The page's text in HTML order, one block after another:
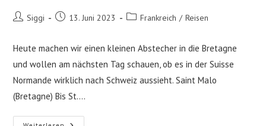
Beitrags-
Siggi
Beitrag13. Juni 2023
Beitrags-
Frankreich / Reisen
Heute machen wir einen kleinen Abstecher in die Bretagne
und wollen am nächsten Tag schauen, ob es in der Suisse
Normande wirklich nach Schweiz aussieht. Saint Malo
(Bretagne) Bis St.…